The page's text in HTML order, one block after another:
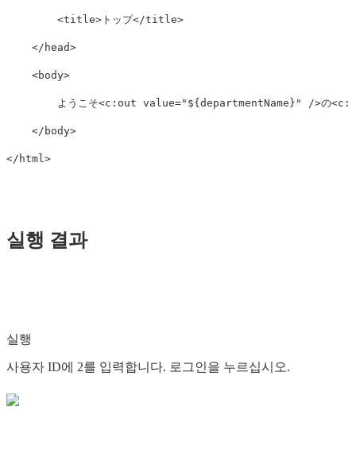
<title> トップ</title>
</head>
<body>
        ようこそ
<c:out value="${departmentName}" />の
</body>
</html>
실행 결과
실행
사용자 ID에 2를 입력합니다. 로그인을 누르십시오.